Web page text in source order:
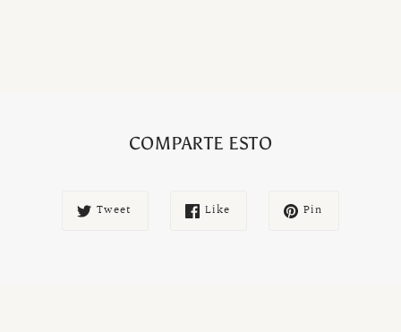
COMPARTE ESTO
Tweet Like Pin